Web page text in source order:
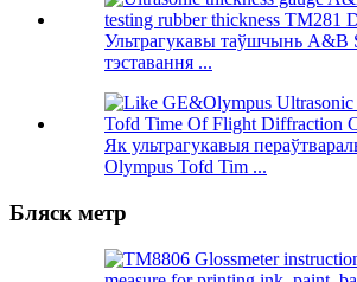
Ультрагукавы таўшчынь A&B
тэставання ...
Як ультрагукавыя
Olympus Tofd Tim ...
Бляск метр